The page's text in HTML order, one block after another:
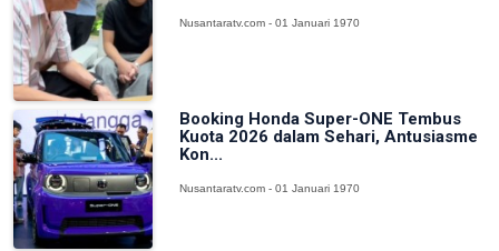
Nusantaratv.com - 01 Januari 1970
Booking Honda Super-ONE Tembus
Kuota 2026 dalam Sehari, Antusiasme
Kon...
Nusantaratv.com - 01 Januari 1970